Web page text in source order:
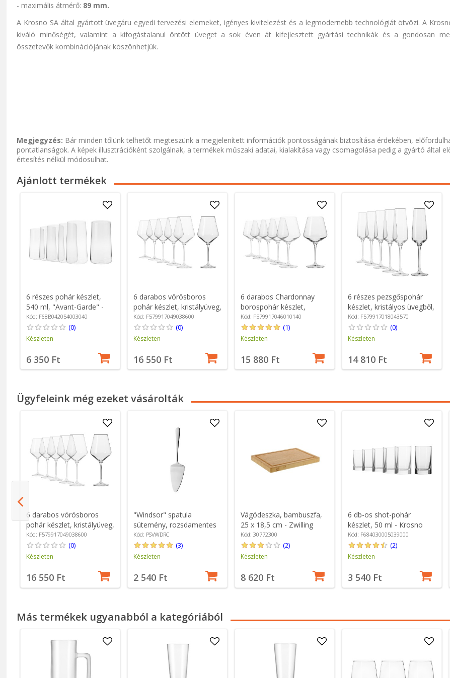
- maximális átmérő: 89 mm.
A Krosno SA által gyártott üvegáru egyedi tervezési elemeket, igényes kivitelezést és a legmodernebb technológiát ötvözi. A
kiváló minőségét, valamint a kifogástalanul öntött üveget a sok éven át kifejlesztett gyártási technikák és a gondosan
összetevők kombinációjának köszönhetjük.
Megjegyzés: Bár minden tőlünk telhetőt megteszünk a megjelenített információk pontosságának biztosítása érdekében,
pontatlanságok. A képek illusztrációként szolgálnak, a termékek műszaki adatai, kialakítása vagy csomagolása pedig a gyártó által
értesítés nélkül módosulhat.
Ajánlott termékek
6 részes pohár készlet,
540 ml, "Avant-Garde" -
Krosno
Kód: F68B042054003040
(0)
Készleten
6 350 Ft
6 darabos vörösboros
pohár készlet, kristályüveg,
490ml, "Avant-Garde" -
Krosno
Kód: F579917049038600
(0)
Készleten
16 550 Ft
6 darabos Chardonnay
borospohár készlet,
kristályüvegből, 460 ml,
"Avant-Garde" - Krosno
Kód: F579917046010140
(1)
Készleten
15 880 Ft
6 részes pezsgőspohár
készlet, kristályos üvegből,
180ml, "Avant-Garde" -
Krosno
Kód: F579917018043570
(0)
Készleten
14 810 Ft
Ügyfeleink még ezeket vásárolták
6 darabos vörösboros
pohár készlet, kristályüveg,
490ml, "Avant-Garde" -
Krosno
Kód: F579917049038600
(0)
Készleten
16 550 Ft
"Windsor" spatula
sütemény, rozsdamentes
acél kiszolgálására -
Grunwerg
Kód: PSVWDRC
(3)
Készleten
2 540 Ft
Vágódeszka, bambuszfa,
25 x 18,5 cm - Zwilling
Kód: 30772300
(2)
Készleten
8 620 Ft
6 db-os shot-pohár
készlet, 50 ml - Krosno
Kód: F684030005039000
(2)
Készleten
3 540 Ft
Más termékek ugyanabból a kategóriából